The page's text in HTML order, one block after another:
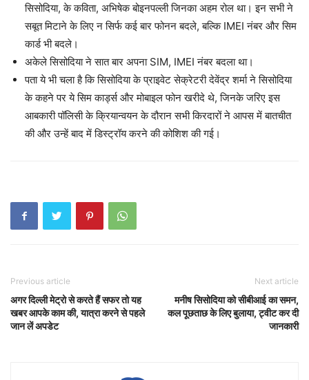
सिसोदिया, के कविता, अभिषेक बोइनपल्ली जिनका अहम रोल था। इन सभी ने
सबूत मिटाने के लिए न सिर्फ कई बार फोनन बदले, बल्कि IMEI नंबर और सिम
कार्ड भी बदले।
अकेले सिसोदिया ने सात बार अपना SIM, IMEI नंबर बदला था।
पता ये भी चला है कि सिसोदिया के प्राइवेट सेक्रेटरी देवेंद्र शर्मा ने सिसोदिया
के कहने पर ये सिम कार्ड्स और मोबाइल फोन खरीदे थे, जिनके जरिए इस
आबकारी पॉलिसी के क्रियान्वयन के दौरान सभी किरदारों ने आपस में बातचीत
की और उन्हें बाद में डिस्ट्रॉय करने की कोशिश की गई।
Previous article
अगर दिल्ली मेट्रो से करते हैं सफर तो यह
खबर आपके काम की, यात्रा करने से पहले
जान लें अपडेट
Next article
मनीष सिसोदिया को सीबीआई का समन,
कल पूछताछ के लिए बुलाया, ट्वीट कर दी
जानकारी